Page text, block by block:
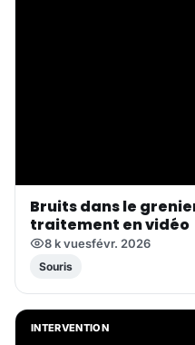
Bruits dans le
traitement en vidéo
8 k vuesfévr. 2026
Souris
INTERVENTION